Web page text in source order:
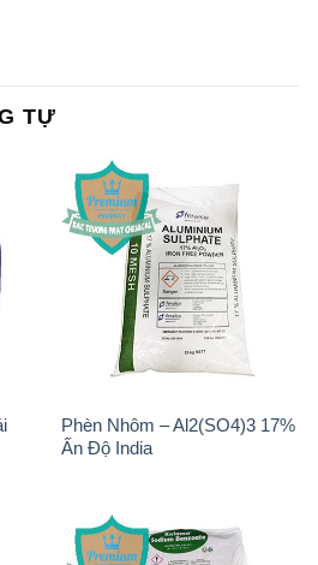
TỰ
Phèn Nhôm – Al2(SO4)3 17%
Ấn Độ India